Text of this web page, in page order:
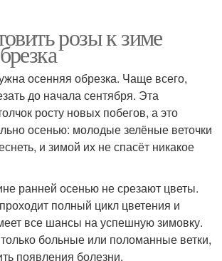
розы к зиме
осенняя обрезка. Чаще всего,
до начала сентября. Эта
росту новых побегов, а это
осенью: молодые зелёные веточки
и зимой их не спасёт никакое
ранней осенью не срезают цветы.
полный цикл цветения и
все шансы на успешную зимовку.
больные или поломанные ветки,
появления болезни.